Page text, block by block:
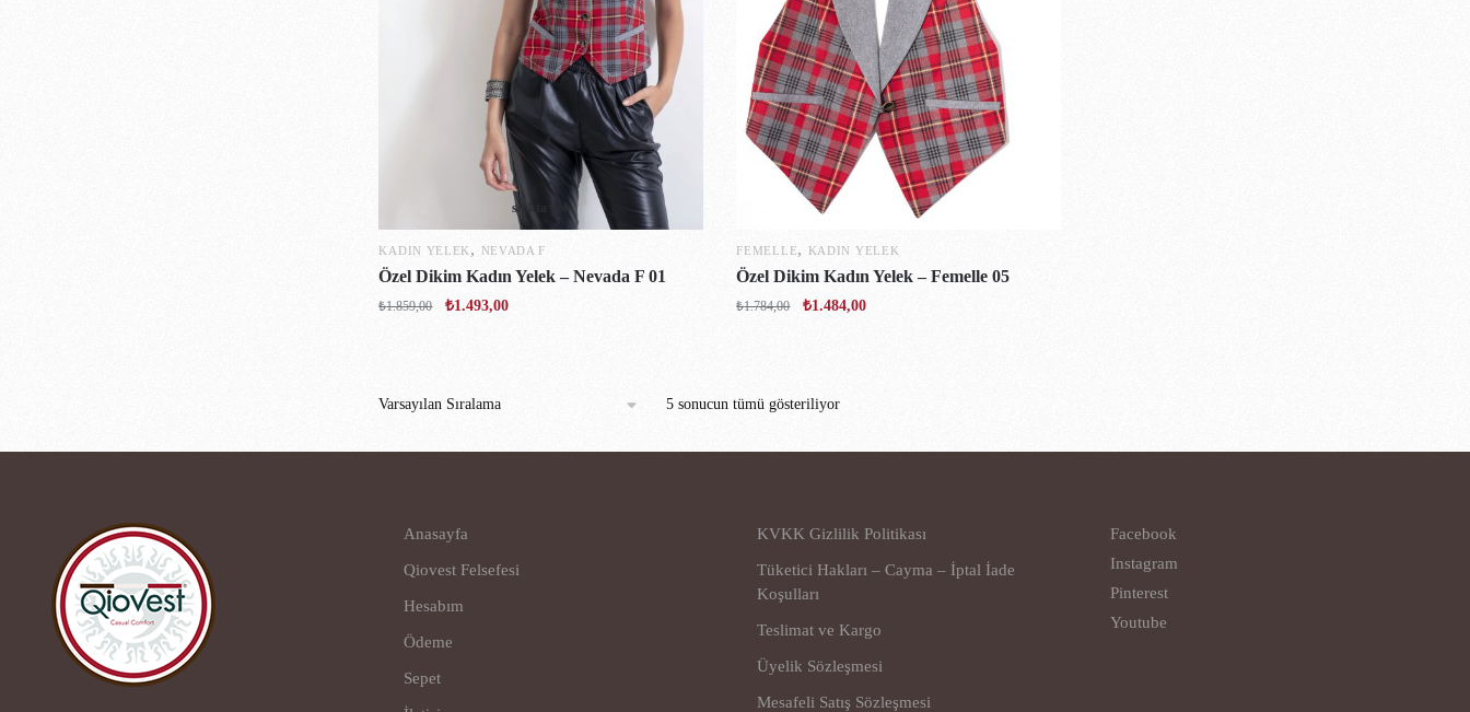
stokta yok
KADIN YELEK , NEVADA F
Özel Dikim Kadın Yelek – Nevada F 01
₺1.859,00 ₺1.493,00
FEMELLE, KADIN YELEK
Özel Dikim Kadın Yelek – Femelle 05
₺1.784,00 ₺1.484,00
5 sonucun tümü gösteriliyor
Anasayfa
Qiovest Felsefesi
Hesabım
Ödeme
Sepet
KVKK Gizlilik Politikası
Tüketici Hakları – Cayma – İptal İade
Koşulları
Teslimat ve Kargo
Üyelik Sözleşmesi
Mesafeli Satış Sözleşmesi
Facebook
Instagram
Pinterest
Youtube